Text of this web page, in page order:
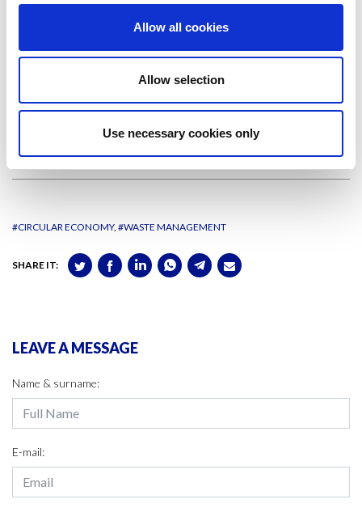
Allow all cookies
Allow selection
Use necessary cookies only
Communication Technician at LCA4Climate
#CIRCULAR ECONOMY #WASTE MANAGEMENT
SHARE IT:
LEAVE A MESSAGE
Name & surname:
E-mail: